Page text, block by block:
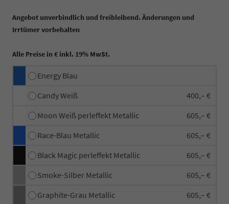
Angebot unverbindlich und freibleibend. Änderungen und
Irrtümer vorbehalten
Alle Preise in € inkl. 19% MwSt.
Energy Blau
Candy Weiß
400,– €
Moon Weiß perleffekt Metallic
605,– €
Race-Blau Metallic
605,– €
Black Magic perleffekt Metallic
605,– €
Smoke-Silber Metallic
605,– €
Graphite-Grau Metallic
605,– €